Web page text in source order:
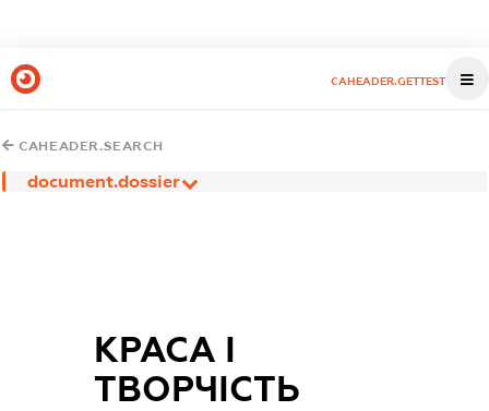
CAHEADER.GETTEST
CAHEADER.SEARCH
document.dossier
КРАСА І
ТВОРЧІСТЬ